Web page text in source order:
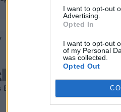
I want to opt-out
Advertising.
Opted In
I want to opt-out
of my Personal
was collected.
Opted Out
αυτοκινητοβιομηχανία
στην πρεμιέρα,